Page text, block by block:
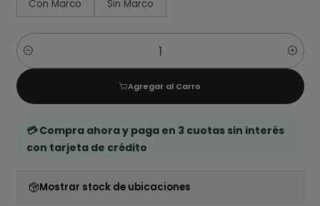
Con Marco Sin Marco
Cantidad
Agregar al Carro
💳 Compra ahora y paga en 3 cuotas sin interés
con tarjeta de crédito
Mostrar stock de ubicaciones